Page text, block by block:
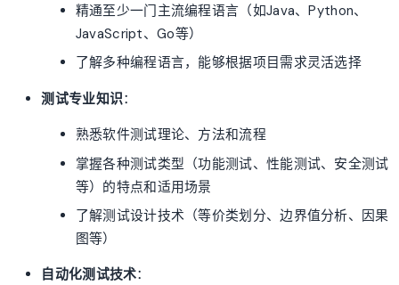
精通至少一门主流编程语言（如Java、Python、
JavaScript、Go等）
了解多种编程语言，能够根据项目需求灵活选择
测试专业知识：
熟悉软件测试理论、方法和流程
掌握各种测试类型（功能测试、性能测试、安全测试
等）的特点和适用场景
了解测试设计技术（等价类划分、边界值分析、因果
图等）
自动化测试技术：